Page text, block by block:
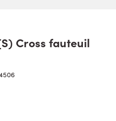
Cross fauteuil